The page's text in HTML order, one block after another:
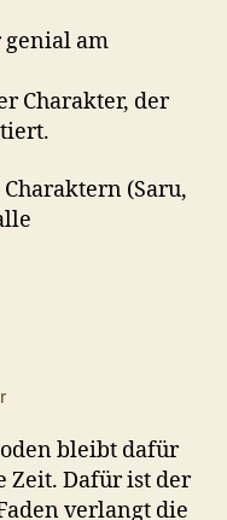
genial am
Charakter, der
(Saru,
bleibt dafür
Zeit. Dafür ist der
verlangt die